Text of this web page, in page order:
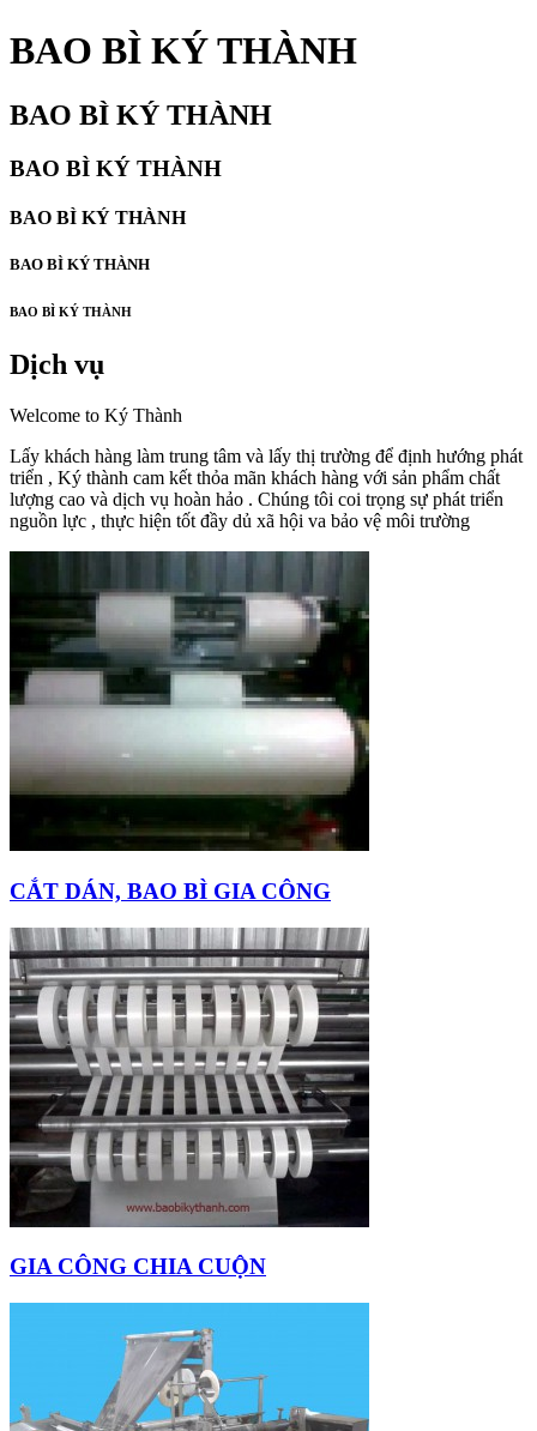
BAO BÌ KÝ THÀNH
BAO BÌ KÝ THÀNH
BAO BÌ KÝ THÀNH
BAO BÌ KÝ THÀNH
BAO BÌ KÝ THÀNH
BAO BÌ KÝ THÀNH
Dịch vụ
Welcome to Ký Thành
Lấy khách hàng làm trung tâm và lấy thị trường để định hướng phát
triển , Ký thành cam kết thỏa mãn khách hàng với sản phẩm chất
lượng cao và dịch vụ hoàn hảo . Chúng tôi coi trọng sự phát triển
nguồn lực , thực hiện tốt đầy dủ xã hội va bảo vệ môi trường
CẮT DÁN, BAO BÌ GIA CÔNG
GIA CÔNG CHIA CUỘN